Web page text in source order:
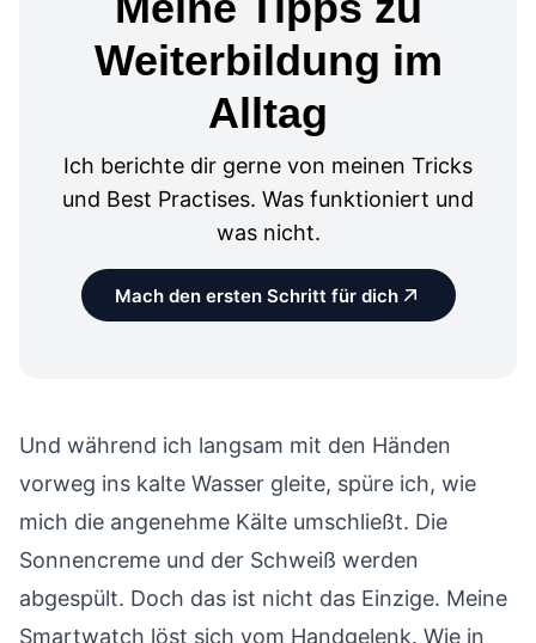
Weiterbildung im
Alltag
Ich berichte dir gerne von meinen Tricks
und Best Practises. Was funktioniert und
was nicht.
Mach den ersten Schritt für dich
Und während ich langsam mit den Händen
vorweg ins kalte Wasser gleite, spüre ich, wie
mich die angenehme Kälte umschließt. Die
Sonnencreme und der Schweiß werden
abgespült. Doch das ist nicht das Einzige. Meine
Smartwatch löst sich vom Handgelenk. Wie in